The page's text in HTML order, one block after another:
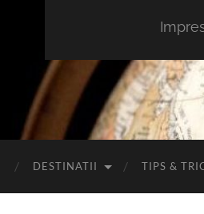
DESTINATII TIPS &